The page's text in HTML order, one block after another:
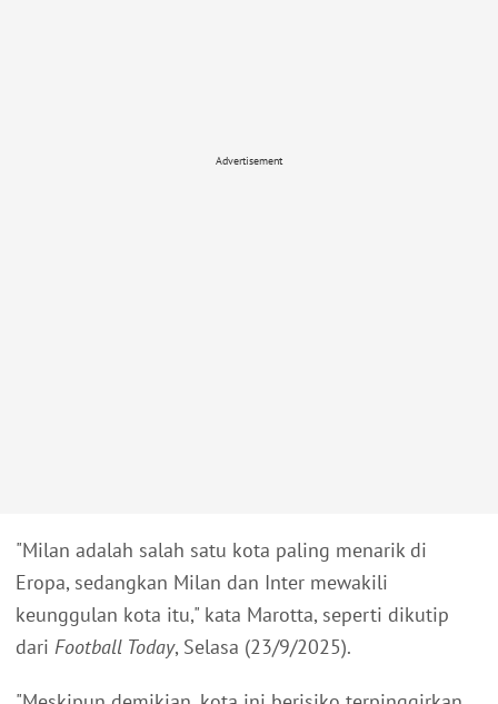
Advertisement
"Milan adalah salah satu kota paling menarik di
Eropa, sedangkan Milan dan Inter mewakili
keunggulan kota itu," kata Marotta, seperti dikutip
dari Football Today, Selasa (23/9/2025).